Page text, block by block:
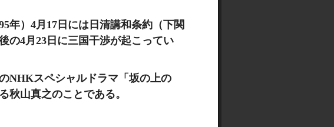
年）4月17日には日清講和条約 （下関
の4月23日に三国干渉が起こってい
NHKスペシャルドラマ「坂の上の
秋山真之のことである。